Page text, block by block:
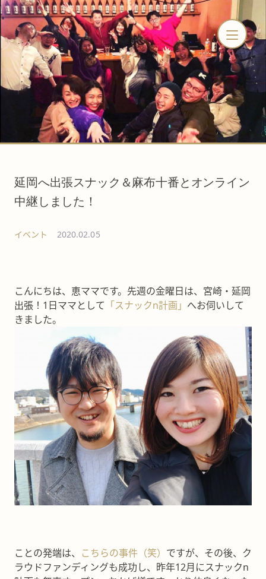
延岡へ出張スナック＆麻布十番とオンライン
中継しました！
イベント 2020.02.05
こんにちは、恵ママです。先週の金曜日は、宮崎・延岡
出張！1日ママとして 「スナックn計画」 へお伺いして
きました。
ことの発端は、 こちらの事件（笑） ですが、その後、ク
ラウドファンディングも成功し、昨年12月にスナックn